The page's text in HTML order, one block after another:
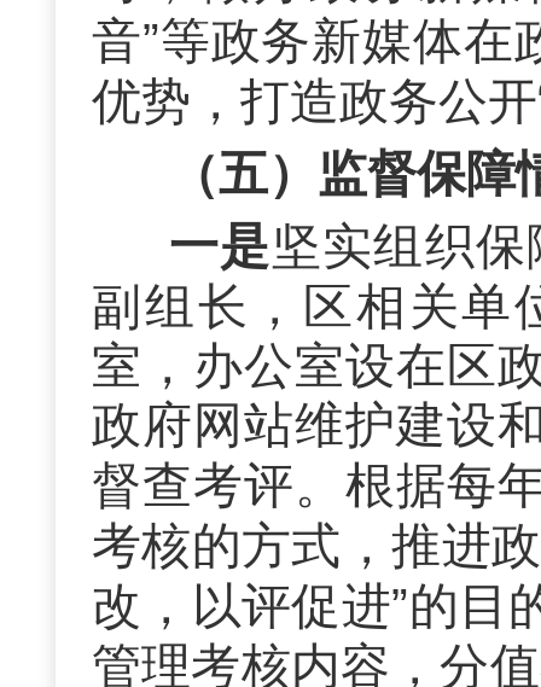
音”等政务新媒体在
优势， 打造政务公开
（五）监督保障
一是坚实组织保
副组长 ，区相关
室，办公室设在区
政府网站维护建设
督查考评。 根据每
考核的方式，推进
改，以评促进”的目
管理考核内容，分